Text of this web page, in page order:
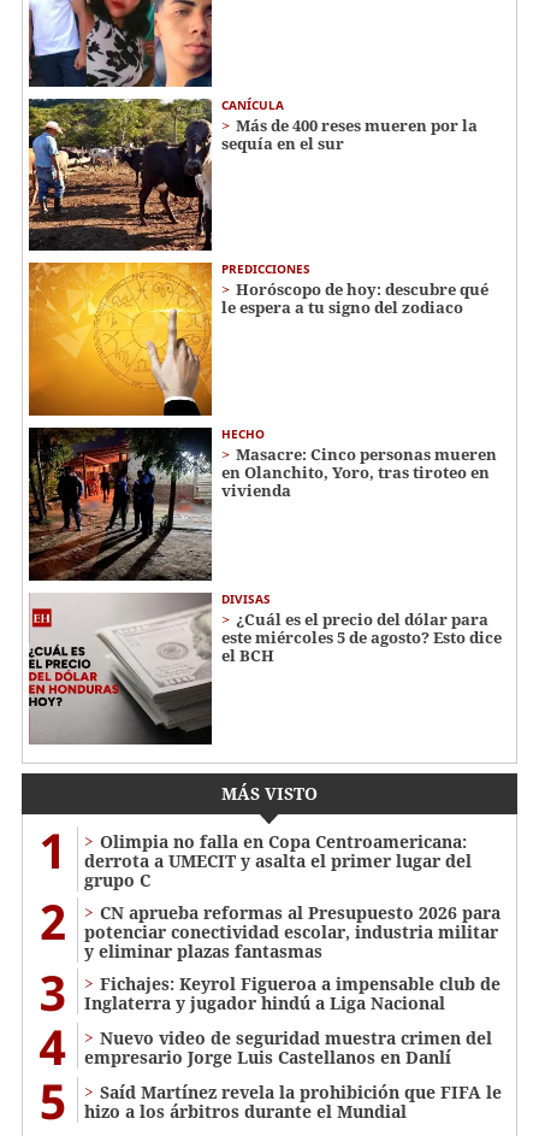
CANÍCULA
Más de 400 reses mueren por la
sequía en el sur
PREDICCIONES
Horóscopo de hoy: descubre qué
le espera a tu signo del zodiaco
HECHO
Masacre: Cinco personas mueren
en Olanchito, Yoro, tras tiroteo en
vivienda
DIVISAS
¿Cuál es el precio del dólar para
este miércoles 5 de agosto? Esto dice
el BCH
MÁS VISTO
1
Olimpia no falla en Copa Centroamericana:
derrota a UMECIT y asalta el primer lugar del
grupo C
2
CN aprueba reformas al Presupuesto 2026 para
potenciar conectividad escolar, industria militar
y eliminar plazas fantasmas
3
Fichajes: Keyrol Figueroa a impensable club de
Inglaterra y jugador hindú a Liga Nacional
4
Nuevo video de seguridad muestra crimen del
empresario Jorge Luis Castellanos en Danlí
5
Saíd Martínez revela la prohibición que FIFA le
hizo a los árbitros durante el Mundial